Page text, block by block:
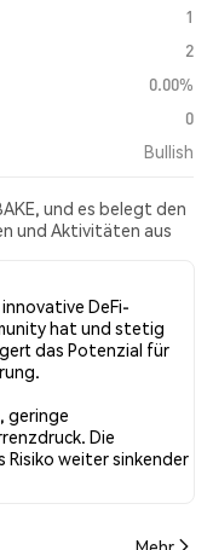
1
2
0.00%
0
Bullish
und es belegt den
und Aktivitäten aus
Medien Bullish.
BAKE
der Tweets eine
der Tweets mit einer
Tweets waren
basieren auf 2
DeFi-
hat und stetig
das Potenzial für
geringe
Die
weiter sinkender